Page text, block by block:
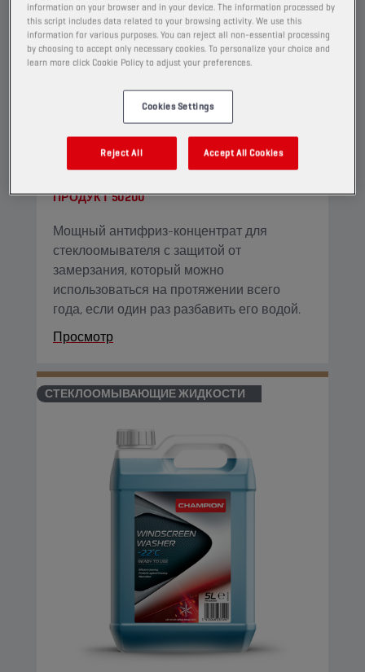
CHAMPIONWINDSCREEN
CONCENTRATE
ПРОДУКТ50200
Мощный антифриз-концентрат для
стеклоомывателя с защитой от
замерзания, который можно
использоваться на протяжении всего
года, если один раз разбавить его водой.
Просмотр
СТЕКЛООМЫВАЮЩИЕ ЖИДКОСТИ
information on your browser and in your device. The information processed by
this script includes data related to your browsing activity. We use this
information for various purposes. You can reject all non-essential processing
by choosing to accept only necessary cookies. To personalize your choice and
learn more click Cookie Policy to adjust your preferences.
Cookies Settings
Reject All Accept All Cookies